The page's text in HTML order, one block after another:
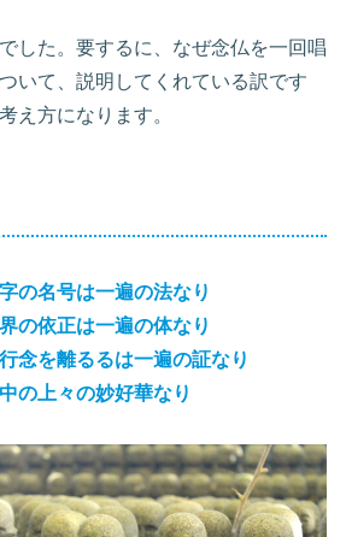
した。要するに、なぜ念仏を一回唱
いて、説明してくれている訳です
え方になります。
の名号は一遍の法なり
の依正は一遍の体なり
念を離るるは一遍の証なり
の上々の妙好華なり